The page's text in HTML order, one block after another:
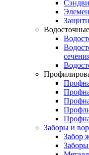
Заборы и
Забор